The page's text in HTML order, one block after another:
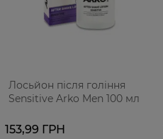
Лосьйон після гоління
Sensitive Arko Men 100 мл
153,99 ГРН